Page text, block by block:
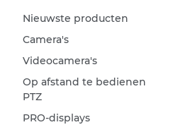
Nieuwste producten
Camera's
Videocamera's
Op afstand te bedienen
PTZ
PRO-displays